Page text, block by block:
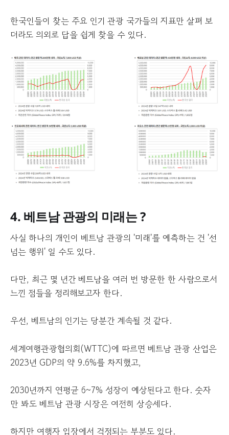
한국인들이 찾는 주요 인기 관광 국가들의 지표만 살펴 보
더라도 의외로 답을 쉽게 찾을 수 있다.
4. 베트남 관광의 미래는 ?
사실 하나의 개인이 베트남 관광의 '미래'를 예측하는 건 '선
넘는 행위' 일 수도 있다.
다만, 최근 몇 년간 베트남을 여러 번 방문한 한 사람으로서
느낀 점들을 정리해보고자 한다.
우선, 베트남의 인기는 당분간 계속될 것 같다.
세계여행관광협의회(WTTC)에 따르면 베트남 관광 산업은
2023년 GDP의 약 9.6%를 차지했고,
2030년까지 연평균 6~7% 성장이 예상된다고 한다. 숫자
만 봐도 베트남 관광 시장은 여전히 상승세다.
하지만 여행자 입장에서 걱정되는 부분도 있다.